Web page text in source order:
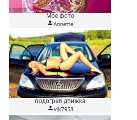
Мое фото
Аnnette
подогрев движка
vik7958